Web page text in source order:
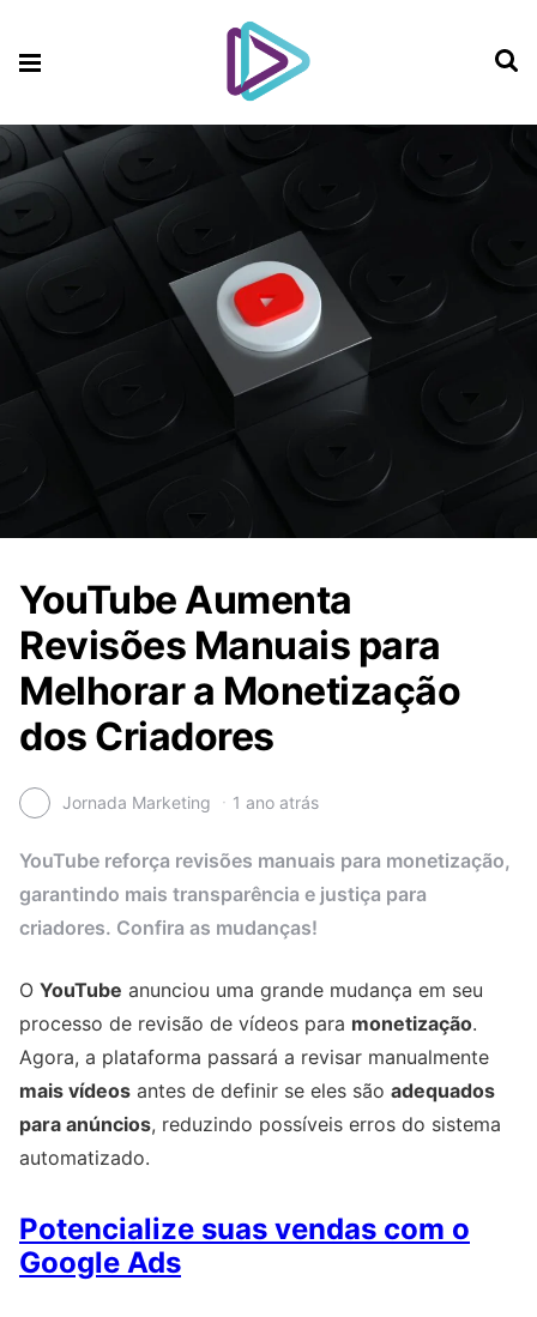
YouTube Aumenta
Revisões Manuais para
Melhorar a Monetização
dos Criadores
Jornada Marketing 1 ano atrás
YouTube reforça revisões manuais para monetização,
garantindo mais transparência e justiça para
criadores. Confira as mudanças!
O YouTube anunciou uma grande mudança em seu
processo de revisão de vídeos para monetização.
Agora, a plataforma passará a revisar manualmente
mais vídeos antes de definir se eles são adequados
para anúncios, reduzindo possíveis erros do sistema
automatizado.
Potencialize suas vendas com o
Google Ads